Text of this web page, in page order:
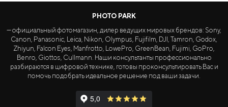
PHOTO PARK
— официальный фотомагазин, дилер ведущих мировых брендов: Sony,
Canon, Panasonic, Leica, Nikon, Olympus, Fujifilm, DJI, Tamron, Godox,
Zhiyun, Falcon Eyes, Manfrotto, LowePro, GreenBean, Fujimi, GoPro,
Benro, Giottos, Cullmann. Наши консультанты профессионально
разбираются в цифровой технике, готовы проконсультировать Вас и
помочь подобрать идеальное решение под ваши задачи.